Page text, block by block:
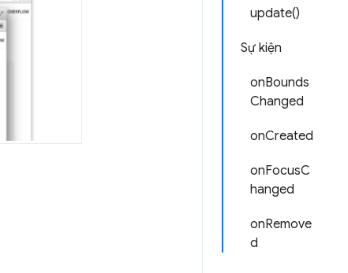
update()
Sự kiện
onBounds
Changed
onCreated
onFocusC
hanged
onRemove
d